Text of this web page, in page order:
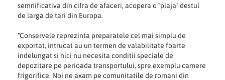
semnificativa din cifra de afaceri, acopera o "plaja" destul
de larga de tari din Europa.
"Conservele reprezinta preparatele cel mai simplu de
exportat, intrucat au un termen de valabilitate foarte
indelungat si nici nu necesita conditii speciale de
depozitare pe perioada transportului, spre exemplu camere
frigorifice. Noi ne axam pe comunitatile de romani din